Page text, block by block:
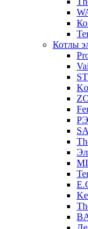
Котлы